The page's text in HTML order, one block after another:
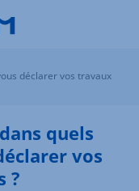
déclarer vos travaux
quels
vos
?